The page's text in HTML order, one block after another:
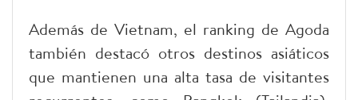
Además de Vietnam, el ranking de Agoda
también destacó otros destinos asiáticos
que mantienen una alta tasa de visitantes